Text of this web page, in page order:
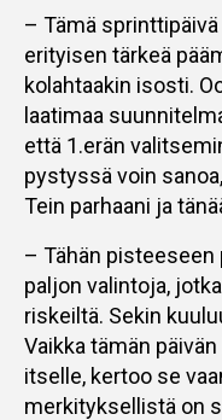
– Tämä
erityisen tärkeä
kolahtaakin isosti.
laatimaa
että 1.erän
pystyssä voin
Tein parhaani ja
– Tähän
paljon valintoja,
riskeiltä. Sekin
Vaikka tämän
itselle, kertoo se
merkityksellistä on